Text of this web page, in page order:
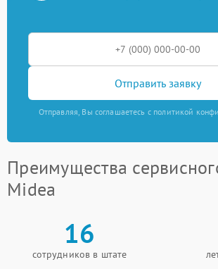
Отправить заявку
Отправляя, Вы соглашаетесь с политикой
Преимущества
Midea
16
сотрудников в штате